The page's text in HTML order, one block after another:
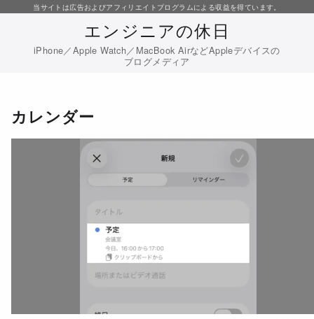
当サイトは広告およびアフィリエイトプログラムによる収益を得ています。
エンジニアの休日
iPhone／Apple Watch／MacBook AirなどAppleデバイスの
ブログメディア
カレンダー